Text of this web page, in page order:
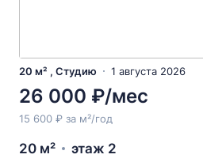
20 м² , Студию 1 августа 2026
26 000 ₽/мес
15 600 ₽ за м²/год
20 м² этаж 2